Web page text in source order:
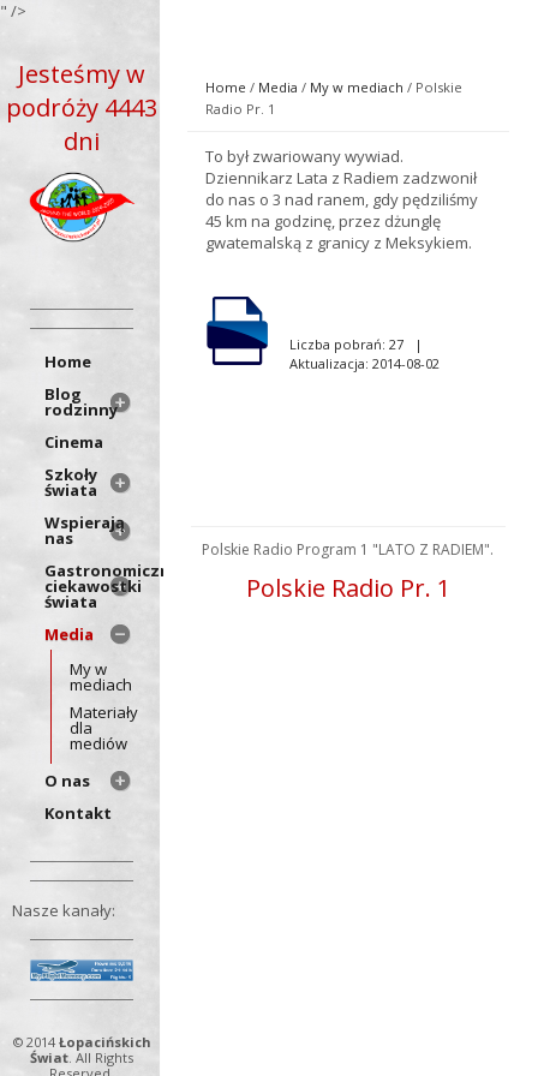
" />
Jesteśmy w
podróży 4443
dni
Home
Blog
rodzinny
Cinema
Szkoły
świata
Wspierają
nas
Gastronomiczne
ciekawostki
świata
Media
My w
mediach
Materiały
dla
mediów
O nas
Kontakt
Nasze kanały:
© 2014 Łopacińskich
Świat. All Rights
Home / Media / My w mediach/ Polskie
Radio Pr. 1
To był zwariowany wywiad.
Dziennikarz Lata z Radiem zadzwonił
do nas o 3 nad ranem, gdy pędziliśmy
45 km na godzinę, przez dżunglę
gwatemalską z granicy z Meksykiem.
Liczba pobrań: 27 |
Aktualizacja: 2014-08-02
Polskie Radio Program 1 "LATO Z RADIEM".
Polskie Radio Pr. 1